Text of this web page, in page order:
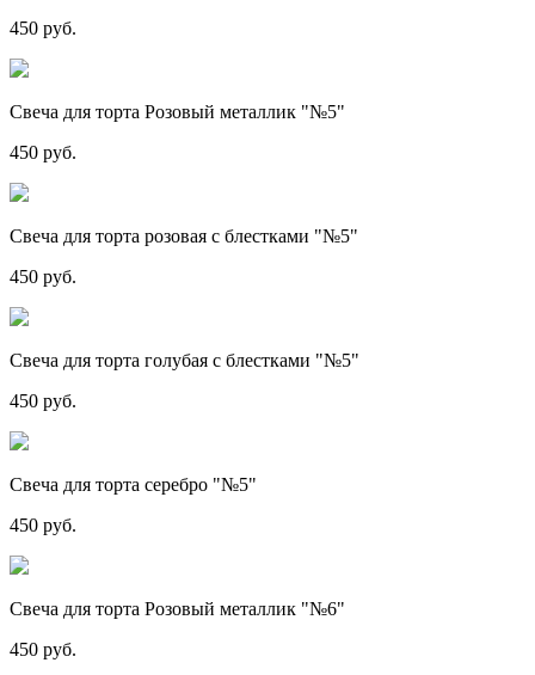
450 руб.
Свеча для торта Розовый металлик "№5"
450 руб.
Свеча для торта розовая с блестками "№5"
450 руб.
Свеча для торта голубая с блестками "№5"
450 руб.
Свеча для торта серебро "№5"
450 руб.
Свеча для торта Розовый металлик "№6"
450 руб.